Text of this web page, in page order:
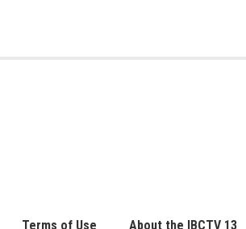
Terms of Use About the IBCTV 13